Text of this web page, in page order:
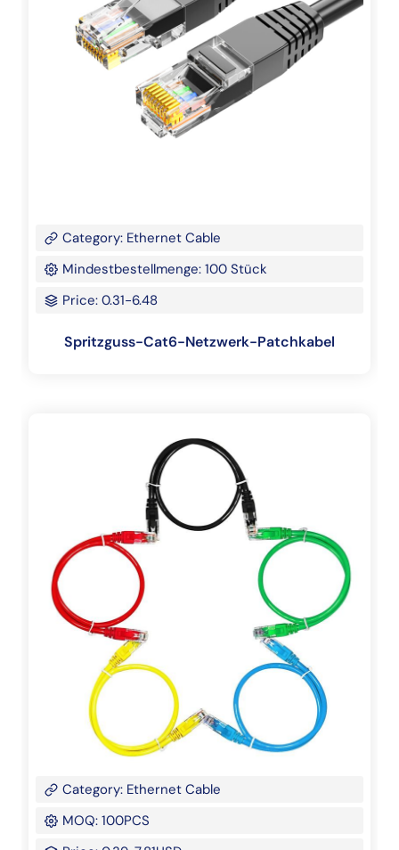
Category: Ethernet Cable
Mindestbestellmenge: 100 Stück
Price: 0.31-6.48
Spritzguss-Cat6-Netzwerk-Patchkabel
Category: Ethernet Cable
MOQ: 100PCS